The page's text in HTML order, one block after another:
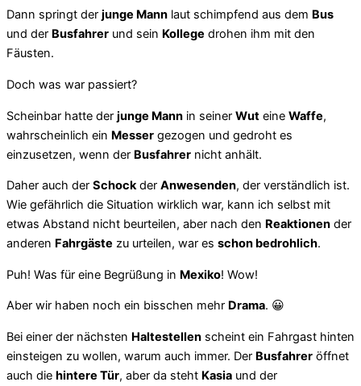
Dann springt der junge Mann laut schimpfend aus dem Bus
und der Busfahrer und sein Kollege drohen ihm mit den
Fäusten.
Doch was war passiert?
Scheinbar hatte der junge Mann in seiner Wut eine Waffe,
wahrscheinlich ein Messer gezogen und gedroht es
einzusetzen, wenn der Busfahrer nicht anhält.
Daher auch der Schockder Anwesenden, der verständlich ist.
Wie gefährlich die Situation wirklich war, kann ich selbst mit
etwas Abstand nicht beurteilen, aber nach den Reaktionen der
anderen Fahrgäste zu urteilen, war es schon bedrohlich.
Puh! Was für eine Begrüßung in Mexiko! Wow!
Aber wir haben noch ein bisschen mehr Drama. 😀
Bei einer der nächsten Haltestellen scheint ein Fahrgast hinten
einsteigen zu wollen, warum auch immer. Der Busfahrer öffnet
auch die hintere Tür, aber da steht Kasia und der